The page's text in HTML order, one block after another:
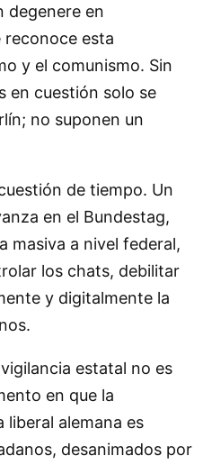
degenere en
esta
y el comunismo. Sin
en cuestión solo se
no suponen un
de tiempo. Un
en el Bundestag,
masiva a nivel federal,
los chats, debilitar
y digitalmente la
estatal no es
en que la
liberal alemana es
desanimados por